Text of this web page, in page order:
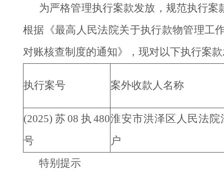
为严格管理执行案款发放，规范执行
根据《最高人民法院关于执行款物管理工
对账核查制度的通知》，现对以下执行案
执行案号 案外收款人名称
(2025)苏08执480
号
淮安市洪泽区人民法院
户
特别提示